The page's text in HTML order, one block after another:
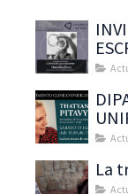
La